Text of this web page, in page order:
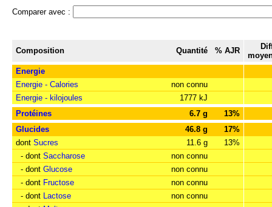
Comparer avec :
Composition Quantité % AJR
Energie
Energie - Calories
non connu
Energie - kilojoules
1777 kJ
Protéines
6.7 g
13%
Glucides
46.8 g
17%
dont Sucres 11.6 g
13%
- dont Saccharose
non connu
- dont Glucose
non connu
- dont Fructose
non connu
- dont Lactose
non connu